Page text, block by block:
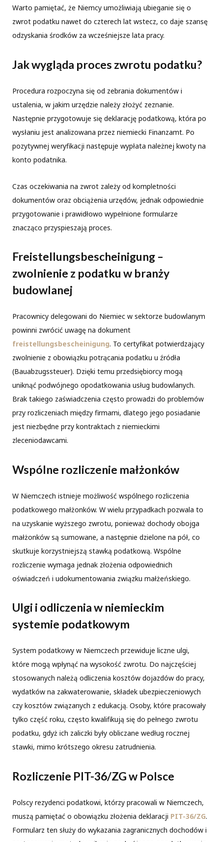
Warto pamiętać, że Niemcy umożliwiają ubieganie się o
zwrot podatku nawet do czterech lat wstecz, co daje szansę
odzyskania środków za wcześniejsze lata pracy.
Jak wygląda proces zwrotu podatku?
Procedura rozpoczyna się od zebrania dokumentów i
ustalenia, w jakim urzędzie należy złożyć zeznanie.
Następnie przygotowuje się deklarację podatkową, która po
wysłaniu jest analizowana przez niemiecki Finanzamt. Po
pozytywnej weryfikacji następuje wypłata należnej kwoty na
konto podatnika.
Czas oczekiwania na zwrot zależy od kompletności
dokumentów oraz obciążenia urzędów, jednak odpowiednie
przygotowanie i prawidłowo wypełnione formularze
znacząco przyspieszają proces.
Freistellungsbescheinigung –
zwolnienie z podatku w branży
budowlanej
Pracownicy delegowani do Niemiec w sektorze budowlanym
powinni zwrócić uwagę na dokument
freistellungsbescheinigung. To certyfikat potwierdzający
zwolnienie z obowiązku potrącania podatku u źródła
(Bauabzugssteuer). Dzięki temu przedsiębiorcy mogą
uniknąć podwójnego opodatkowania usług budowlanych.
Brak takiego zaświadczenia często prowadzi do problemów
przy rozliczeniach między firmami, dlatego jego posiadanie
jest niezbędne przy kontraktach z niemieckimi
zleceniodawcami.
Wspólne rozliczenie małżonków
W Niemczech istnieje możliwość wspólnego rozliczenia
podatkowego małżonków. W wielu przypadkach pozwala to
na uzyskanie wyższego zwrotu, ponieważ dochody obojga
małżonków są sumowane, a następnie dzielone na pół, co
skutkuje korzystniejszą stawką podatkową. Wspólne
rozliczenie wymaga jednak złożenia odpowiednich
oświadczeń i udokumentowania związku małżeńskiego.
Ulgi i odliczenia w niemieckim
systemie podatkowym
System podatkowy w Niemczech przewiduje liczne ulgi,
które mogą wpłynąć na wysokość zwrotu. Do najczęściej
stosowanych należą odliczenia kosztów dojazdów do pracy,
wydatków na zakwaterowanie, składek ubezpieczeniowych
czy kosztów związanych z edukacją. Osoby, które pracowały
tylko część roku, często kwalifikują się do pełnego zwrotu
podatku, gdyż ich zaliczki były obliczane według rocznej
stawki, mimo krótszego okresu zatrudnienia.
Rozliczenie PIT-36/ZG w Polsce
Polscy rezydenci podatkowi, którzy pracowali w Niemczech,
muszą pamiętać o obowiązku złożenia deklaracji PIT-36/ZG.
Formularz ten służy do wykazania zagranicznych dochodów i